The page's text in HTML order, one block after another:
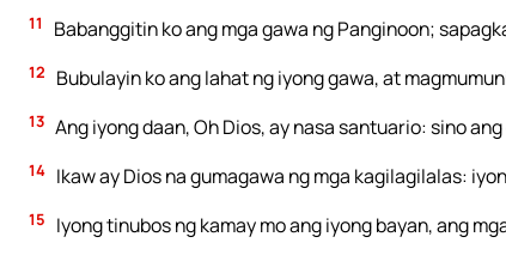
11 Babanggitin ko ang mga gawa ng Panginoon;
12 Bubulayin ko ang lahat ng iyong gawa, at
13 Ang iyong daan, Oh Dios, ay nasa santuario: sino
14 Ikaw ay Dios na gumagawa ng mga kagilagilalas:
15 Iyong tinubos ng kamay mo ang iyong bayan, ang